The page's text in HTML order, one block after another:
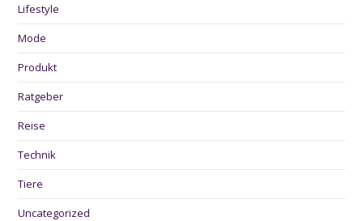
Lifestyle
Mode
Produkt
Ratgeber
Reise
Technik
Tiere
Uncategorized